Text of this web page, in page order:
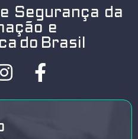
Segurança da
e
do Brasil